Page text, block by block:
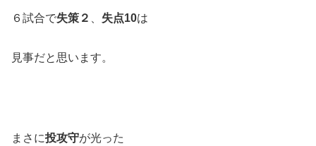
６試合で失策２ 失点10は
見事だと思います。
まさに投攻守が光った